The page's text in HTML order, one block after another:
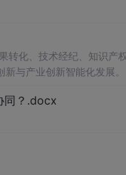
化、技术经纪、知识产
与产业创新智能化发展。
同？.docx